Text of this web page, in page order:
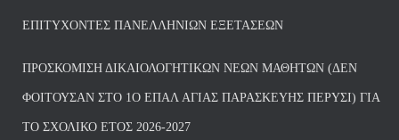
ΕΠΙΤΥΧΌΝΤΕΣ ΠΑΝΕΛΛΗΝΊΩΝ ΕΞΕΤΆΣΕΩΝ
ΠΡΟΣΚΌΜΙΣΗ ΔΙΚΑΙΟΛΟΓΗΤΙΚΏΝ ΝΈΩΝ ΜΑΘΗΤΏΝ (ΔΕΝ
ΦΟΙΤΟΎΣΑΝ ΣΤΟ 1Ο ΕΠΑΛ ΑΓΙΑΣ ΠΑΡΑΣΚΕΥΗΣ ΠΈΡΥΣΙ) ΓΙΑ
ΤΟ ΣΧΟΛΙΚΌ ΈΤΟΣ 2026-2027